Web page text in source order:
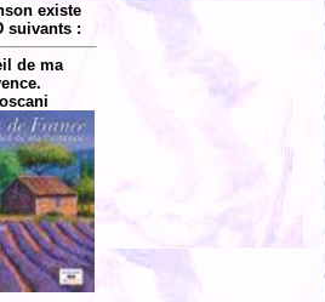
existe
suivants :
de ma